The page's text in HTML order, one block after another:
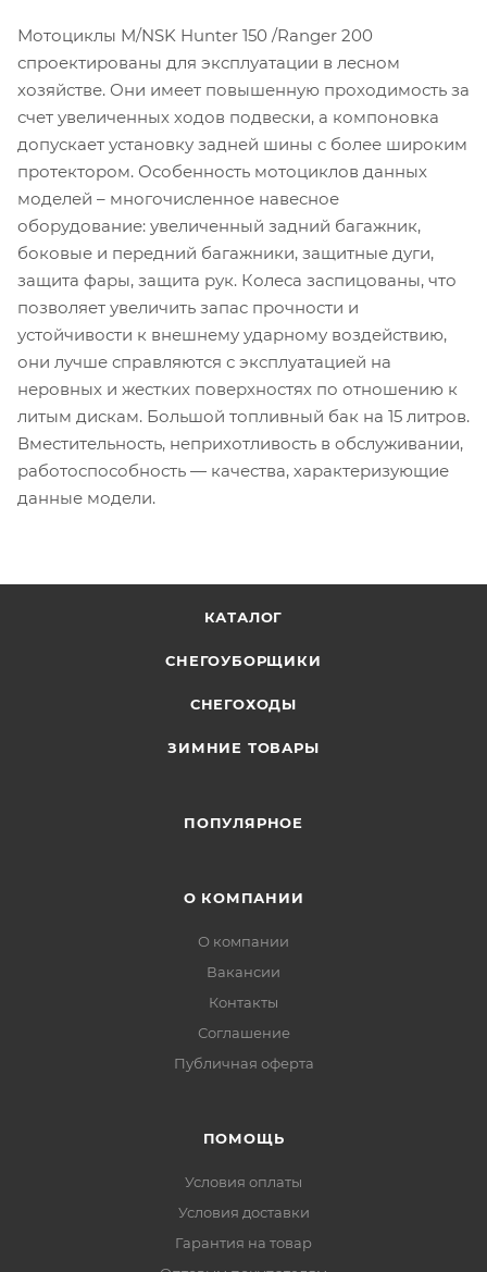
Мотоциклы M/NSK Hunter 150 /Ranger 200
спроектированы для эксплуатации в лесном
хозяйстве. Они имеет повышенную проходимость за
счет увеличенных ходов подвески, а компоновка
допускает установку задней шины с более широким
протектором. Особенность мотоциклов данных
моделей – многочисленное навесное
оборудование: увеличенный задний багажник,
боковые и передний багажники, защитные дуги,
защита фары, защита рук. Колеса заспицованы, что
позволяет увеличить запас прочности и
устойчивости к внешнему ударному воздействию,
они лучше справляются с эксплуатацией на
неровных и жестких поверхностях по отношению к
литым дискам. Большой топливный бак на 15 литров.
Вместительность, неприхотливость в обслуживании,
работоспособность — качества, характеризующие
данные модели.
КАТАЛОГ
СНЕГОУБОРЩИКИ
СНЕГОХОДЫ
ЗИМНИЕ ТОВАРЫ
ПОПУЛЯРНОЕ
О КОМПАНИИ
О компании
Вакансии
Контакты
Соглашение
Публичная оферта
ПОМОЩЬ
Условия оплаты
Условия доставки
Гарантия на товар